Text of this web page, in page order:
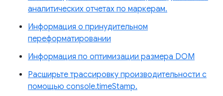
аналитических отчетах по маркерам.
Информация о принудительном
переформатировании
Информация по оптимизации размера DOM
Расширьте трассировку производительности с
помощью console.timeStamp.